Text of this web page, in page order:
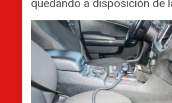
quedando a disposición de